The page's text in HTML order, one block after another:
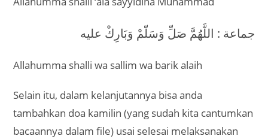
جماعة : اللَّهُمَّ صَلِّ وَسَلّمْ وَبَارِكْ عليه
Allahumma shalli wa sallim wa barik alaih
Selain itu, dalam kelanjutannya bisa anda
tambahkan doa kamilin (yang sudah kita cantumkan
bacaannya dalam file) usai selesai melaksanakan